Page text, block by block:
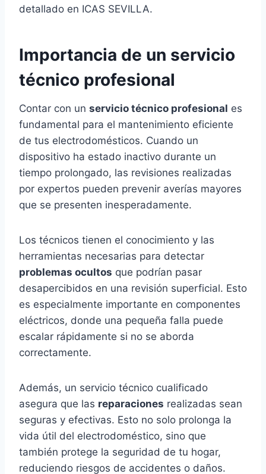
detallado en ICAS SEVILLA.
Importancia de un servicio
técnico profesional
Contar con un servicio técnico profesional es
fundamental para el mantenimiento eficiente
de tus electrodomésticos. Cuando un
dispositivo ha estado inactivo durante un
tiempo prolongado, las revisiones realizadas
por expertos pueden prevenir averías mayores
que se presenten inesperadamente.
Los técnicos tienen el conocimiento y las
herramientas necesarias para detectar
problemas ocultos que podrían pasar
desapercibidos en una revisión superficial. Esto
es especialmente importante en componentes
eléctricos, donde una pequeña falla puede
escalar rápidamente si no se aborda
correctamente.
Además, un servicio técnico cualificado
asegura que las reparaciones realizadas sean
seguras y efectivas. Esto no solo prolonga la
vida útil del electrodoméstico, sino que
también protege la seguridad de tu hogar,
reduciendo riesgos de accidentes o daños.